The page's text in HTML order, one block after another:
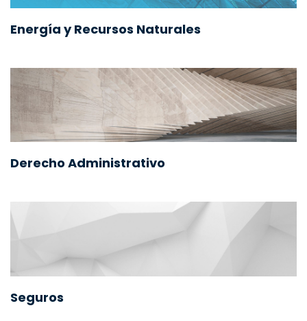
Energía y Recursos Naturales
Derecho Administrativo
Seguros